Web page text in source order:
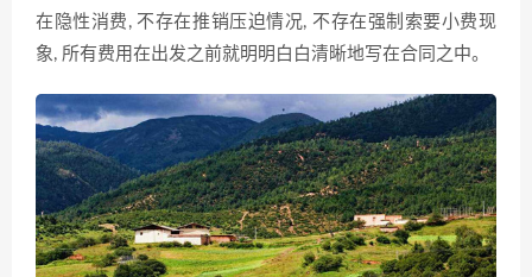
在隐性消费, 不存在推销压迫情况, 不存在强制索要小费现
象, 所有费用在出发之前就明明白白清晰地写在合同之中。